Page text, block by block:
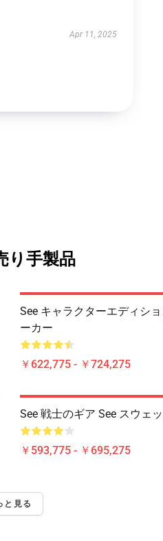
Apr 11, 2025
り手製品
See キャラクターエディショ
ーカー
￥622,775 - ￥724,275
See 戦士のギア See スウェ
￥593,775 - ￥695,275
と見る